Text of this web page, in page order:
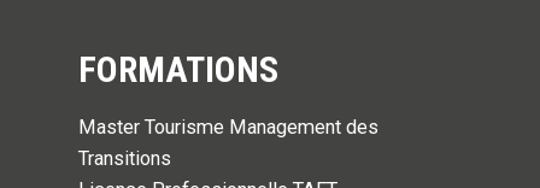
FORMATIONS
Master Tourisme Management des
Transitions